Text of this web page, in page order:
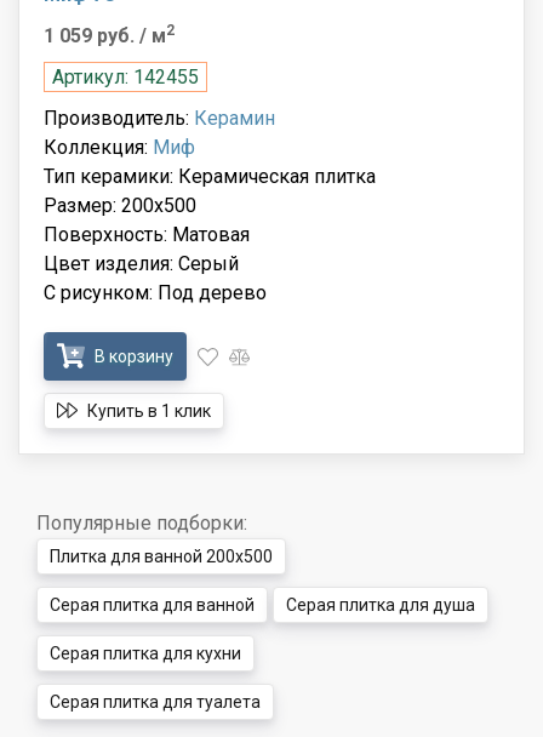
1 059 руб. / м2
Артикул: 142455
Производитель: Керамин
Коллекция: Миф
Тип керамики: Керамическая плитка
Размер: 200x500
Поверхность: Матовая
Цвет изделия: Серый
С рисунком: Под дерево
В корзину
Купить в 1 клик
Популярные подборки:
Плитка для ванной 200x500
Серая плитка для ванной Серая плитка для душа
Серая плитка для кухни
Серая плитка для туалета